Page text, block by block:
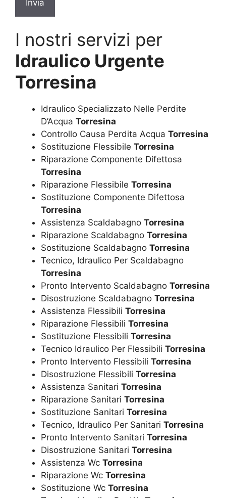
I nostri servizi per
Idraulico Urgente
Torresina
Idraulico Specializzato Nelle Perdite
D’Acqua Torresina
Controllo Causa Perdita Acqua Torresina
Sostituzione Flessibile Torresina
Riparazione Componente Difettosa
Torresina
Riparazione Flessibile Torresina
Sostituzione Componente Difettosa
Torresina
Assistenza Scaldabagno Torresina
Riparazione Scaldabagno Torresina
Sostituzione Scaldabagno Torresina
Tecnico, Idraulico Per Scaldabagno
Torresina
Pronto Intervento Scaldabagno Torresina
Disostruzione Scaldabagno Torresina
Assistenza Flessibili Torresina
Riparazione Flessibili Torresina
Sostituzione Flessibili Torresina
Tecnico Idraulico Per Flessibili Torresina
Pronto Intervento Flessibili Torresina
Disostruzione Flessibili Torresina
Assistenza Sanitari Torresina
Riparazione Sanitari Torresina
Sostituzione Sanitari Torresina
Tecnico, Idraulico Per Sanitari Torresina
Pronto Intervento Sanitari Torresina
Disostruzione Sanitari Torresina
Assistenza Wc Torresina
Riparazione Wc Torresina
Sostituzione Wc Torresina